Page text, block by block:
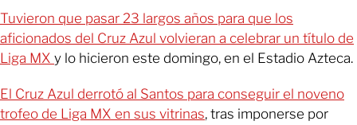
Tuvieron que pasar 23 largos años para que los
aficionados del Cruz Azul volvieran a celebrar un título de
Liga MX y lo hicieron este domingo, en el Estadio Azteca.
El Cruz Azul derrotó al Santos para conseguir el noveno
trofeo de Liga MX en sus vitrinas, tras imponerse por